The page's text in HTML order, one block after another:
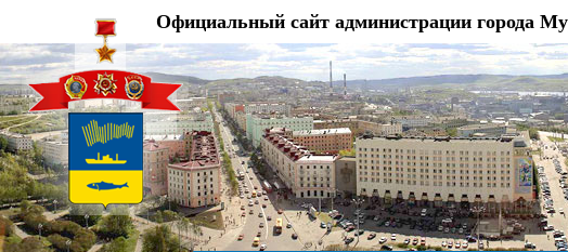
Официальный сайт администрации города